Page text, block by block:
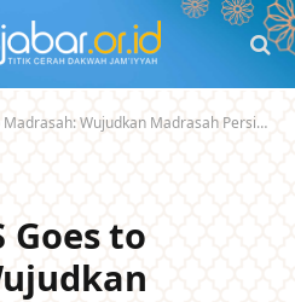
Wujudkan Madrasah Persis Tangguh Bencana
Goes to